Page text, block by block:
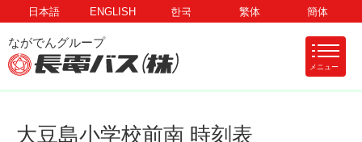
メニュー
日本語 ENGLISH 한국 繁体 簡体
大豆島小学校前南 時刻表